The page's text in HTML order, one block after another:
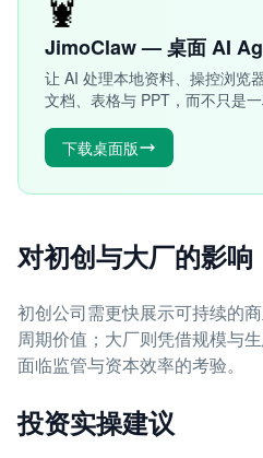
🦞
JimoClaw — 桌面 AI
让 AI 处理本地资料、操控浏览
文档、表格与 PPT，而不只是一
下载桌面版
对初创与大厂的影响
初创公司需更快展示可持续的
周期价值；大厂则凭借规模与
面临监管与资本效率的考验。
投资实操建议